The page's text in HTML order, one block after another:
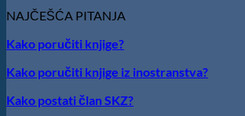
TALENAT
VRŠCA:
Kirilov
nagrade
NAJČEŠĆA PITANJA
Kako poručiti knjige?
Kako poručiti knjige iz inostranstva?
Kako postati član SKZ?